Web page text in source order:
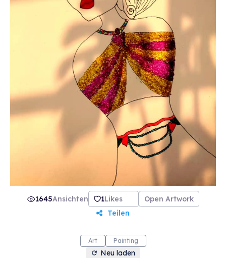
1645Ansichten 1Likes
Open Artwork
Teilen
Art Painting
Neu laden